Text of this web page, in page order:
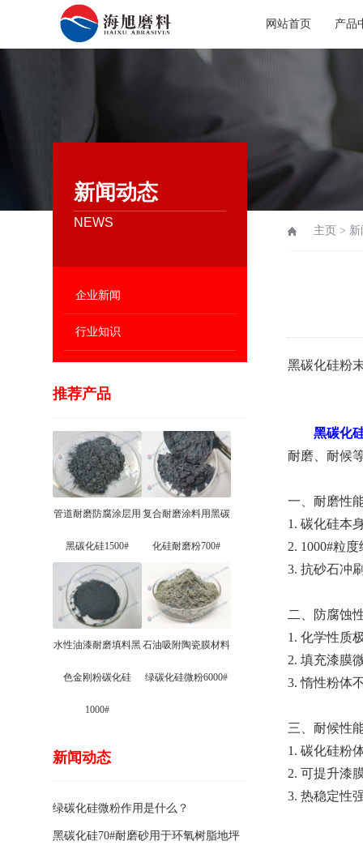
网站首页 产品
新闻动态
NEWS
企业新闻
行业知识
推荐产品
管道耐磨防腐涂层用
黑碳化硅1500#
复合耐磨涂料用黑碳
化硅耐磨粉700#
水性油漆耐磨填料黑
色金刚粉碳化硅
1000#
石油吸附陶瓷膜材料
绿碳化硅微粉6000#
新闻动态
绿碳化硅微粉作用是什么？
黑碳化硅70#耐磨砂用于环氧树脂地坪
主页 >
黑碳化硅粉
黑碳化
耐磨、耐候
一、耐磨性
1. 碳化硅本
2. 1000#粒
3. 抗砂石冲
二、防腐蚀
1. 化学性质
2. 填充漆膜
3. 惰性粉体
三、耐候性
1. 碳化硅粉
2. 可提升漆
3. 热稳定性